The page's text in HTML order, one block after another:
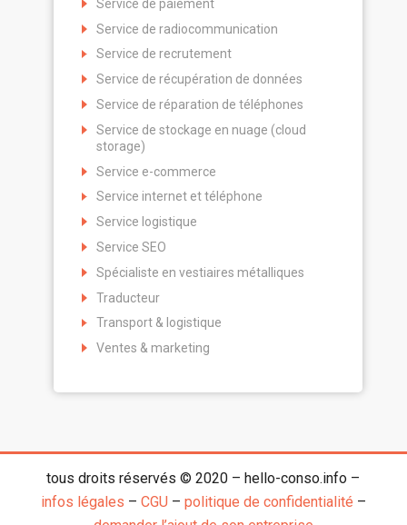
Service de paiement
Service de radiocommunication
Service de recrutement
Service de récupération de données
Service de réparation de téléphones
Service de stockage en nuage (cloud
storage)
Service e-commerce
Service internet et téléphone
Service logistique
Service SEO
Spécialiste en vestiaires métalliques
Traducteur
Transport & logistique
Ventes & marketing
tous droits réservés © 2020 – hello-conso.info –
infos légales – CGU – politique de confidentialité –